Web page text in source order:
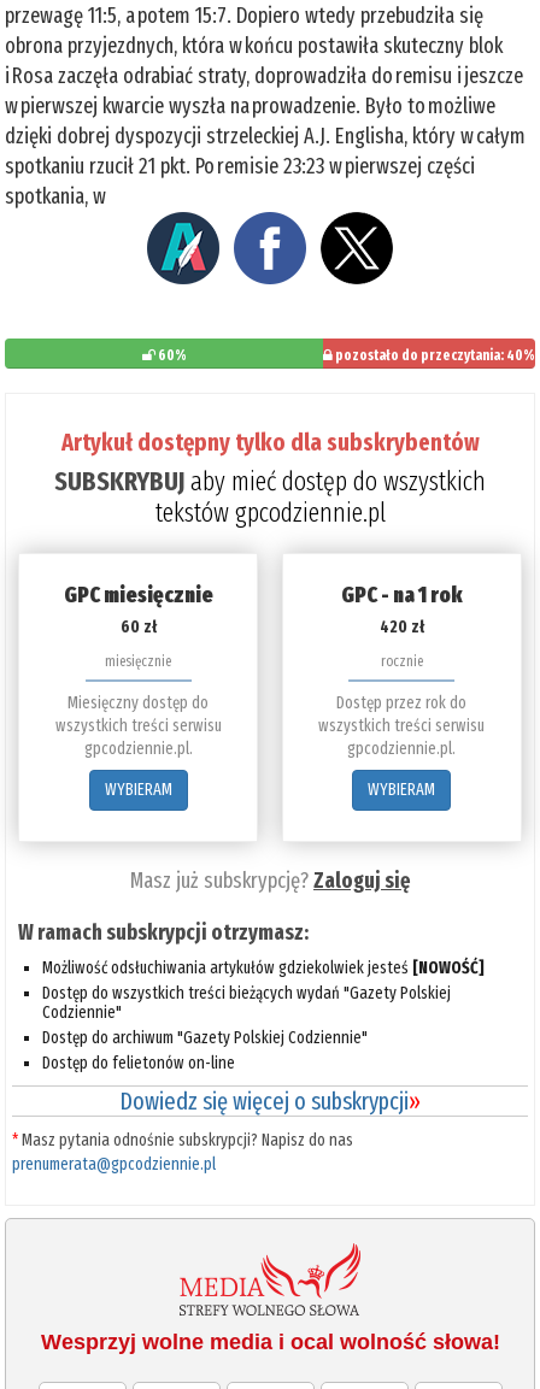
przewagę 11:5, a potem 15:7. Dopiero wtedy przebudziła się
obrona przyjezdnych, która w końcu postawiła skuteczny blok
i Rosa zaczęła odrabiać straty, doprowadziła do remisu i jeszcze
w pierwszej kwarcie wyszła na prowadzenie. Było to możliwe
dzięki dobrej dyspozycji strzeleckiej A.J. Englisha, który w całym
spotkaniu rzucił 21 pkt. Po remisie 23:23 w pierwszej części
spotkania, w
60% pozostało do przeczytania: 40%
Artykuł dostępny tylko dla subskrybentów
SUBSKRYBUJaby mieć dostęp do wszystkich
tekstów gpcodziennie.pl
GPC miesięcznie
60 zł
miesięcznie
Miesięczny dostęp do
wszystkich treści serwisu
gpcodziennie.pl.
WYBIERAM
GPC - na 1 rok
420 zł
rocznie
Dostęp przez rok do
wszystkich treści serwisu
gpcodziennie.pl.
WYBIERAM
Masz już subskrypcję?Zaloguj się
W ramach subskrypcji otrzymasz:
Możliwość odsłuchiwania artykułów gdziekolwiek jesteś [NOWOŚĆ]
Dostęp do wszystkich treści bieżących wydań "Gazety Polskiej
Codziennie"
Dostęp do archiwum "Gazety Polskiej Codziennie"
Dostęp do felietonów on-line
Dowiedz się więcej o subskrypcji»
*Masz pytania odnośnie subskrypcji? Napisz do nas
prenumerata@gpcodziennie.pl
Wesprzyj wolne media i ocal wolność słowa!